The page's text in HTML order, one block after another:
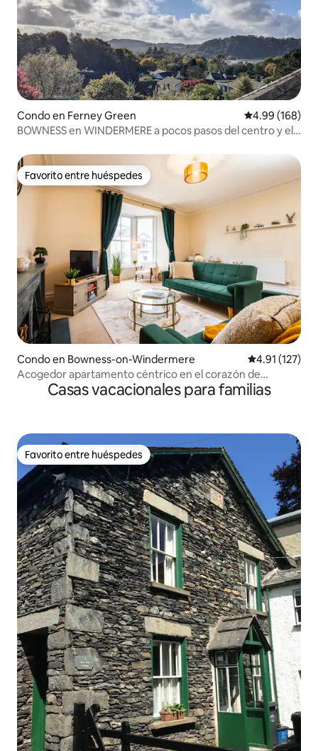
Condo en Ferney Green Calificación
4.99 (168)
BOWNESS en WINDERMERE a pocos pasos del centro y el
Favorito entre huéspedes
Favorito entre huéspedes
Condo en Bowness-on-Windermere Calificación
4.91 (127)
Acogedor apartamento céntrico en el corazón de
Windermere
Casas vacacionales para familias
Favorito entre huéspedes
Favorito entre huéspedes